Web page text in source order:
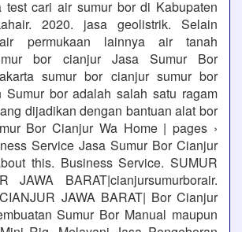
test cari air sumur bor di Kabupaten
2020. jasa geolistrik. Selain
permukaan lainnya air tanah
bor cianjur Jasa Sumur Bor
sumur bor cianjur sumur bor
Sumur bor adalah salah satu ragam
dijadikan dengan bantuan alat bor
Bor Cianjur Wa Home | pages ›
Service Jasa Sumur Bor Cianjur
this. Business Service. SUMUR
JAWA BARAT|cianjursumurborair.
JAWA BARAT| Bor Cianjur
Sumur Bor Manual maupun